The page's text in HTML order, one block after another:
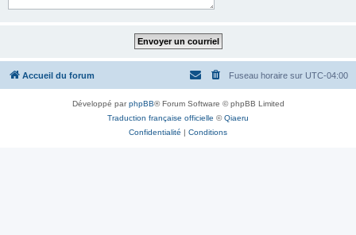
Accueil du forum Fuseau horaire sur UTC-04:00
Développé parphpBB® Forum Software © phpBB Limited
Traduction française officielle ©Qiaeru
Confidentialité | Conditions